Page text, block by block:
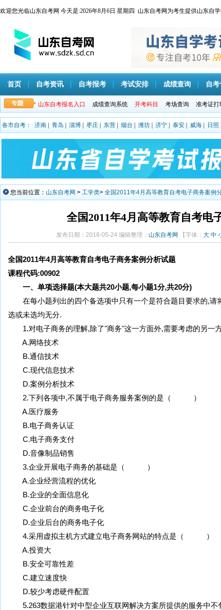
欢迎您光临山东自考网 今天是:2026年8月6日 星期四 山东自考网为考生提供山东自
首页 自考资讯 自考报考 考试安排 成绩查询 自
山东自考报名入口 成绩查询系统 开考科目 考场查询 准考证打
各市自考： 济南 青岛 淄博 枣庄 东营 烟台 潍坊 济宁 泰安 威海 日照
您当前位置： 山东自考网 > 工学类> 全国2011年4月高等教育自考电子商务案例
全国2011年4月高等教育自考电
发布日期：2018-05-24 编辑整理： 山东自考网 【字体： 大 中
全国2011年4月高等教育自考电子商务案例分析试题
课程代码:00902
一、单项选择题(本大题共20小题,每小题1分,共20分)
在每小题列出的四个备选项中只有一个是符合题目要求的,请
选或未选均无分.
1.对电子商务的理解,除了"商务"这一方面外,需要考虑的
A.网络技术
B.通信技术
C.现代信息技术
D.案例分析技术
2.下列各项中,不属于电子商务服务案例的是（ ）
A.医疗服务
B.电子商务认证
C.电子商务支付
D.音像制品销售
3.企业开展电子商务的基础是（ ）
A.企业经营流程的优化
B.企业的全面信息化
C.企业前台的商务电子化
D.企业后台的商务电子化
4.采用虚拟主机方式建立电子商务网站的特点是（ ）
A.投资大
B.安全可靠性差
C.建立速度快
D.较少考虑硬件配置
5.263数据港针对中型企业互联网解决方案所提供的服务